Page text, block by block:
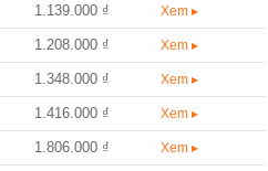
1.139.000 ₫ Xem ▸
1.208.000 ₫ Xem ▸
1.348.000 ₫ Xem ▸
1.416.000 ₫ Xem ▸
1.806.000 ₫ Xem ▸